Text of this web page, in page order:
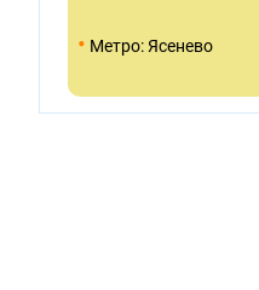
• Метро: Ясенево